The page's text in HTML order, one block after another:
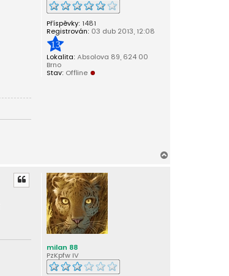
Příspěvky: 1481
Registrován: 03 dub 2013, 12:08
13
Lokalita: Absolova 89, 624 00
Brno
Stav: Offline
milan 88
PzKpfw IV